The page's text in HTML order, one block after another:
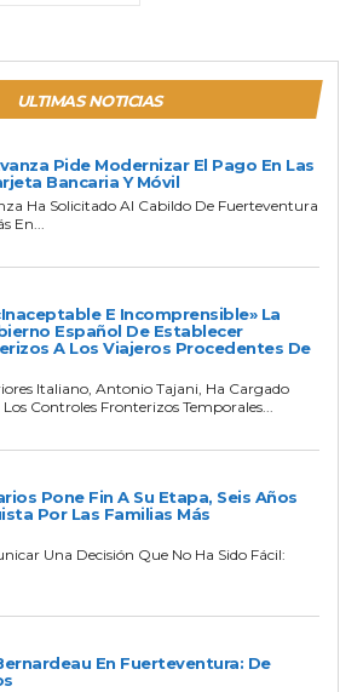
ULTIMAS NOTICIAS
Pide Modernizar El Pago En Las
Bancaria Y Móvil
Ha Solicitado Al Cabildo De Fuerteventura
En...
E Incomprensible» La
Español De Establecer
A Los Viajeros Procedentes De
Italiano, Antonio Tajani, Ha Cargado
Controles Fronterizos Temporales...
Pone Fin A Su Etapa, Seis Años
Por Las Familias Más
Una Decisión Que No Ha Sido Fácil:
En Fuerteventura: De